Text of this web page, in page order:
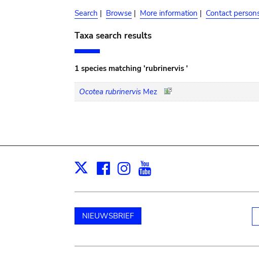
Search | Browse | More information | Contact
Taxa search results
1 species matching 'rubrinervis '
Ocotea rubrinervis Mez
X Facebook
Instagram
NIEUWSBRIEF